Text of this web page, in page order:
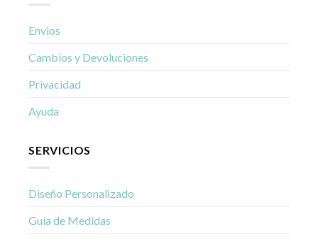
Envios
Cambios y Devoluciones
Privacidad
Ayuda
SERVICIOS
Diseño Personalizado
Guía de Medidas